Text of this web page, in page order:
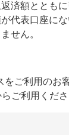
済額ととも
代表口座に
せん。
ご利用のお
ご利用くださ